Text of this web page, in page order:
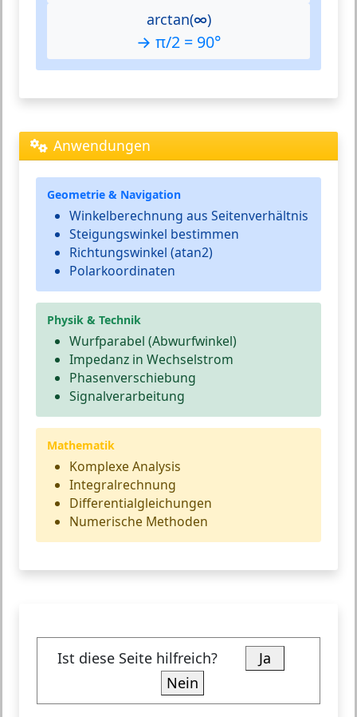
arctan(∞)
→ π/2 = 90°
Anwendungen
Geometrie & Navigation
Winkelberechnung aus Seitenverhältnis
Steigungswinkel bestimmen
Richtungswinkel (atan2)
Polarkoordinaten
Physik & Technik
Wurfparabel (Abwurfwinkel)
Impedanz in Wechselstrom
Phasenverschiebung
Signalverarbeitung
Mathematik
Komplexe Analysis
Integralrechnung
Differentialgleichungen
Numerische Methoden
Ist diese Seite hilfreich?
Ja
Nein